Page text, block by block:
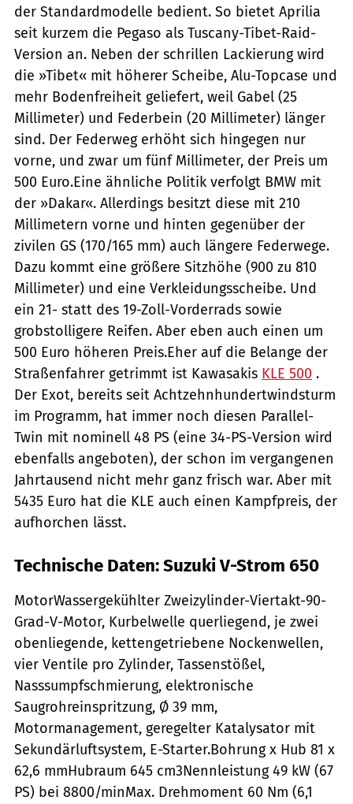
der Standardmodelle bedient. So bietet Aprilia
seit kurzem die Pegaso als Tuscany-Tibet-Raid-
Version an. Neben der schrillen Lackierung wird
die »Tibet« mit höherer Scheibe, Alu-Topcase und
mehr Bodenfreiheit geliefert, weil Gabel (25
Millimeter) und Federbein (20 Millimeter) länger
sind. Der Federweg erhöht sich hingegen nur
vorne, und zwar um fünf Millimeter, der Preis um
500 Euro.Eine ähnliche Politik verfolgt BMW mit
der »Dakar«. Allerdings besitzt diese mit 210
Millimetern vorne und hinten gegenüber der
zivilen GS (170/165 mm) auch längere Federwege.
Dazu kommt eine größere Sitzhöhe (900 zu 810
Millimeter) und eine Verkleidungsscheibe. Und
ein 21- statt des 19-Zoll-Vorderrads sowie
grobstolligere Reifen. Aber eben auch einen um
500 Euro höheren Preis.Eher auf die Belange der
Straßenfahrer getrimmt ist Kawasakis KLE 500 .
Der Exot, bereits seit Achtzehnhundertwindsturm
im Programm, hat immer noch diesen Parallel-
Twin mit nominell 48 PS (eine 34-PS-Version wird
ebenfalls angeboten), der schon im vergangenen
Jahrtausend nicht mehr ganz frisch war. Aber mit
5435 Euro hat die KLE auch einen Kampfpreis, der
aufhorchen lässt.
Technische Daten: Suzuki V-Strom 650
MotorWassergekühlter Zweizylinder-Viertakt-90-
Grad-V-Motor, Kurbelwelle querliegend, je zwei
obenliegende, kettengetriebene Nockenwellen,
vier Ventile pro Zylinder, Tassenstößel,
Nasssumpfschmierung, elektronische
Saugrohreinspritzung, Ø 39 mm,
Motormanagement, geregelter Katalysator mit
Sekundärluftsystem, E-Starter.Bohrung x Hub 81 x
62,6 mmHubraum 645 cm3Nennleistung 49 kW (67
PS) bei 8800/minMax. Drehmoment 60 Nm (6,1